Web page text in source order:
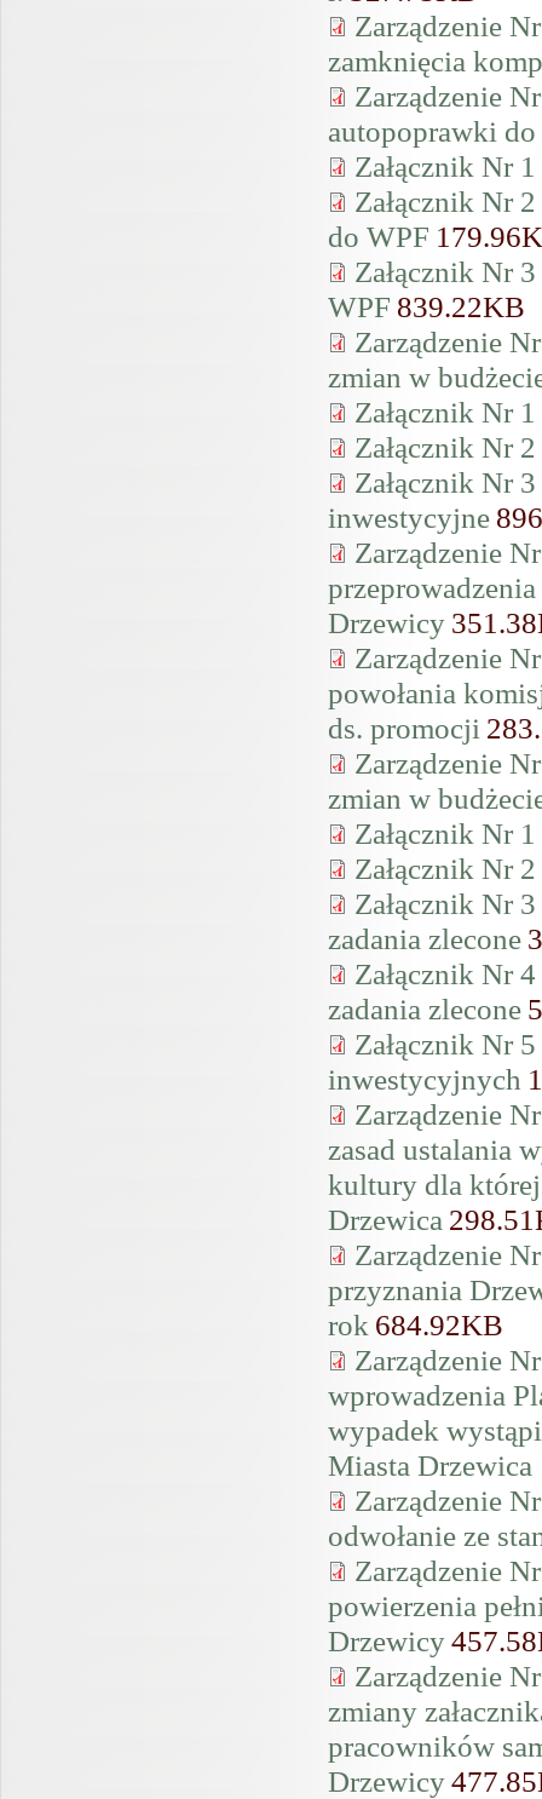
Zarządzenie
zamknięcia
Zarządzenie
autopoprawki
Załącznik Nr
Załącznik Nr
do WPF
Załącznik Nr
WPF 839.22KB
Zarządzenie
zmian w
Załącznik Nr
Załącznik Nr
Załącznik Nr
inwestycyjne
Zarządzenie
Drzewicy
Zarządzenie
powołania
ds. promocji
Zarządzenie
zmian w
Załącznik Nr
Załącznik Nr
Załącznik Nr
zadania zlecone
Załącznik Nr
zadania zlecone
Załącznik Nr
inwestycyjnych
Zarządzenie
zasad ustalania
kultury dla
Drzewica
Zarządzenie
przyznania
rok 684.92KB
Zarządzenie
wprowadzenia
wypadek
Miasta Drzewica
Zarządzenie
odwołanie ze
Zarządzenie
powierzenia
Drzewicy
Zarządzenie
zmiany
pracowników
Drzewicy